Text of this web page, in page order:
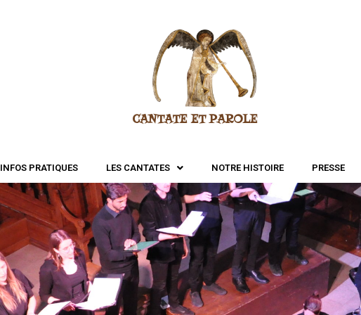
CANTATE ET PAROLE
INFOS PRATIQUES LES CANTATES NOTRE HISTOIRE PRESSE